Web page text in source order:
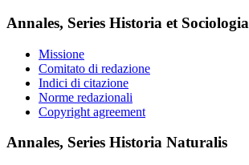
Annales, Series Historia et Sociologia
Missione
Comitato di redazione
Indici di citazione
Norme redazionali
Copyright agreement
Annales, Series Historia Naturalis